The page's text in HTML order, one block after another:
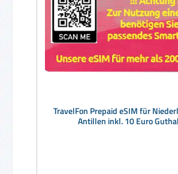
TravelFon Prepaid eSIM für
Antillen inkl. 10 Euro